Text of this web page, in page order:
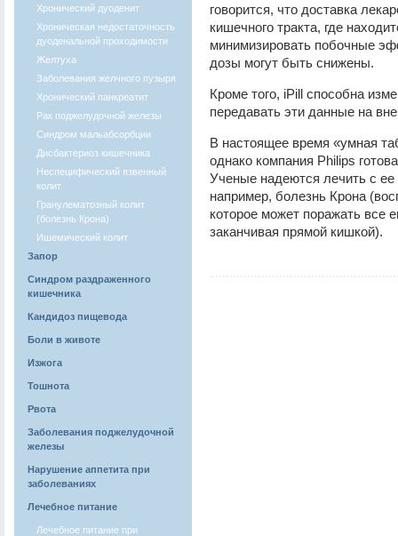
Хронический дуоденит
Хроническая недостаточность
дуоденальной проходимости
Желтуха
Заболевания желчного пузыря
Хронический панкреатит
Рак поджелудочной железы
Синдром мальабсорбции
Дисбактериоз кишечника
Неспецифический язвенный
колит
Гранулематозный колит
(болезнь Крона)
Ишемический колит
Запор
Синдром раздраженного
кишечника
Кандидоз пищевода
Боли в животе
Изжога
Тошнота
Рвота
Заболевания поджелудочной
железы
Нарушение аппетита при
заболеваниях
Лечебное питание
Лечебное питание при
говорится, что доставка
кишечного тракта, где
минимизировать побочные
дозы могут быть снижены.
Кроме того, iPill способна
передавать эти данные на
В настоящее время «умная
однако компания Philips
Ученые надеются лечить с
например, болезнь Крона
которое может поражать все
заканчивая прямой кишкой).